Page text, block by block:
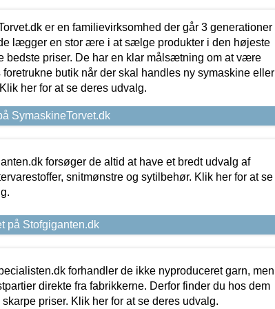
er en familievirksomhed der går 3 generationer
lægger en stor ære i at sælge produkter i den højeste
bedste priser. De har en klar målsætning om at være
foretrukne butik når der skal handles ny symaskine eller
her for at se deres udvalg.
SymaskineTorvet.dk
forsøger de altid at have et bredt udvalg af
snitmønstre og sytilbehør. Klik her for at se
på Stofgiganten.dk
forhandler de ikke nyproduceret garn, men
direkte fra fabrikkerne. Derfor finder du hos dem
priser. Klik her for at se deres udvalg.